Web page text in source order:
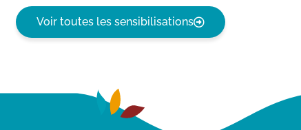
Voir toutes les sensibilisations